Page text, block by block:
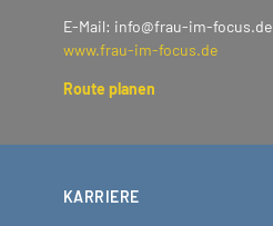
E-Mail: info@frau-im-focus.de
www.frau-im-focus.de
Route planen
KARRIERE